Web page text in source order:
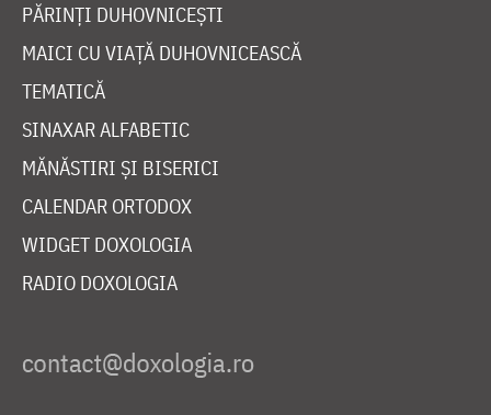
PĂRINȚI DUHOVNICEȘTI
MAICI CU VIAȚĂ DUHOVNICEASCĂ
TEMATICĂ
SINAXAR ALFABETIC
MĂNĂSTIRI ȘI BISERICI
CALENDAR ORTODOX
WIDGET DOXOLOGIA
RADIO DOXOLOGIA